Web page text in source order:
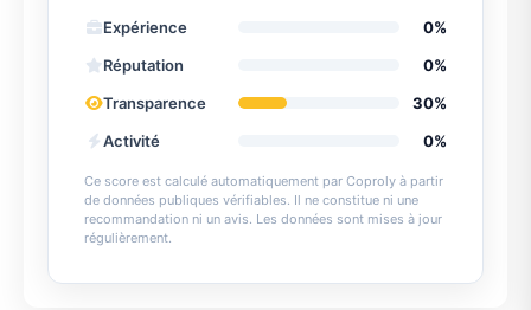
Expérience
0%
Réputation
0%
Transparence
30%
Activité
0%
Ce score est calculé automatiquement par Coproly à partir
de données publiques vérifiables. Il ne constitue ni une
recommandation ni un avis. Les données sont mises à jour
régulièrement.